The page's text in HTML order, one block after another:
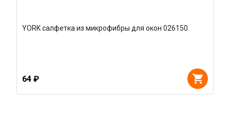
YORK салфетка из микрофибры для окон 026150.
64 ₽